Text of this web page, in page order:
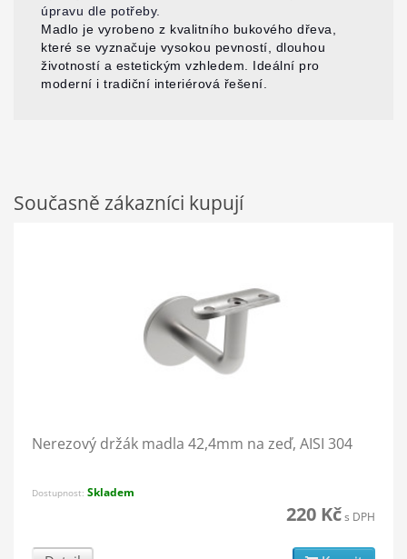
úpravu dle potřeby.
Madlo je vyrobeno z kvalitního bukového dřeva,
které se vyznačuje vysokou pevností, dlouhou
životností a estetickým vzhledem. Ideální pro
moderní i tradiční interiérová řešení.
Současně zákazníci kupují
Nerezový držák madla 42,4mm na zeď, AISI 304
Dostupnost: Skladem
220 Kčs DPH